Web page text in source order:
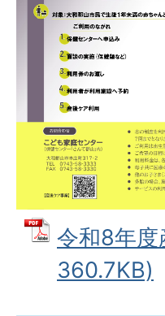
令和8年
360.7KB)